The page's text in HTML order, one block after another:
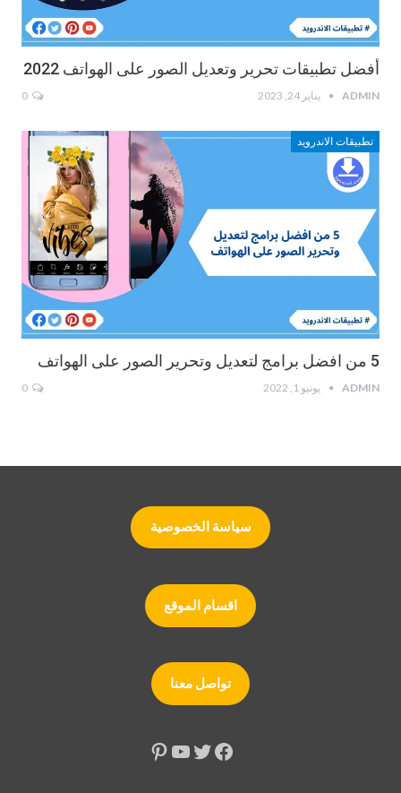
أفضل تطبيقات تحرير وتعديل الصور على الهواتف 2022
ADMIN يناير 24, 2023
تطبيقات الاندرويد
5 من افضل برامج لتعديل وتحرير الصور على الهواتف
ADMIN يونيو 1, 2022
سياسة الخصوصية
اقسام الموقع
تواصل معنا
فيسبوك
تويتريوتيوببينتريست